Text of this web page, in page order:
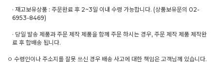
· 재고보유상품 : 주문완료 후 2~3일 이내 수령 가능합니다. (상품보유문의 02-
6953-8469)
· 당일 발송 제품과 주문 제작 제품을 함께 주문 하시는 경우, 주문 제작 제품 제작완
료 후 합배송 됩니다.
ㅇ 수령인이나 주소지를 잘못 쓰신 경우 배송 사고에 대한 책임은 고객님께 있습니다.